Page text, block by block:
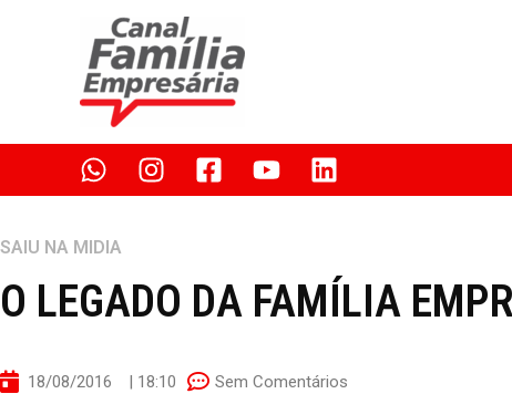
SAIU NA MIDIA
O LEGADO DA FAMÍLIA
18/08/2016 | 18:10 Sem Comentários